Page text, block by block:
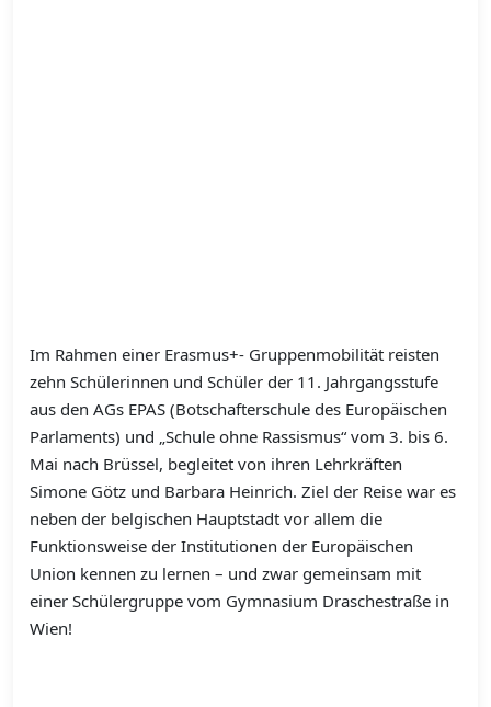
Im Rahmen einer Erasmus+- Gruppenmobilität reisten
zehn Schülerinnen und Schüler der 11. Jahrgangsstufe
aus den AGs EPAS (Botschafterschule des Europäischen
Parlaments) und „Schule ohne Rassismus“ vom 3. bis 6.
Mai nach Brüssel, begleitet von ihren Lehrkräften
Simone Götz und Barbara Heinrich. Ziel der Reise war es
neben der belgischen Hauptstadt vor allem die
Funktionsweise der Institutionen der Europäischen
Union kennen zu lernen – und zwar gemeinsam mit
einer Schülergruppe vom Gymnasium Draschestraße in
Wien!